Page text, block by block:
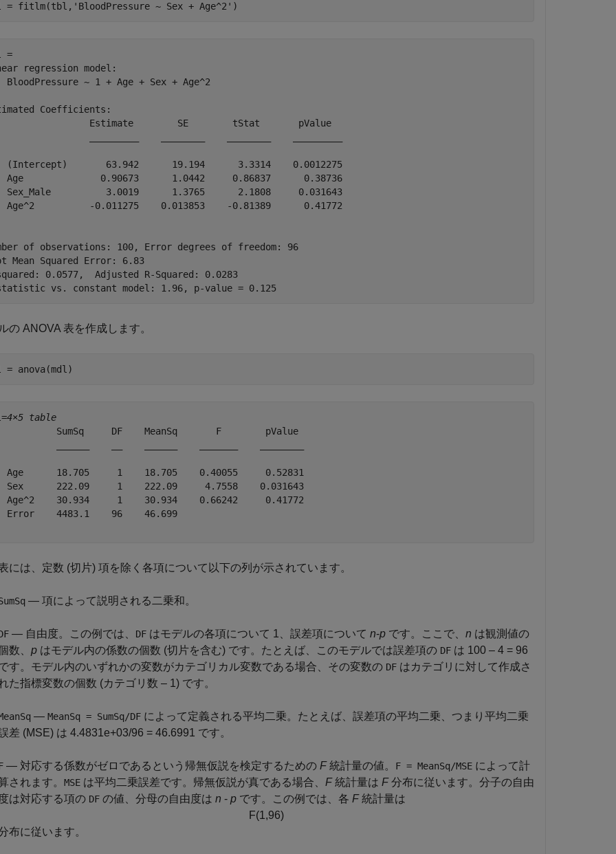
= fitlm(tbl, 'BloodPressure ~ Sex + Age^2' )
=
regression model:
BloodPressure ~ 1 + Age + Sex + Age^2
Coefficients:
Estimate        SE        tStat       pValue
(Intercept)       63.942      19.194      3.3314    0.0012275
Age              0.90673      1.0442     0.86837      0.38736
Sex_Male          3.0019      1.3765      2.1808     0.031643
Age^2          -0.011275    0.013853    -0.81389      0.41772
of observations: 100, Error degrees of freedom: 96
Mean Squared Error: 6.83
0.0577,  Adjusted R-Squared: 0.0283
の ANOVA 表を作成します。
anova(mdl)
4×5 table
SumSq     DF    MeanSq       F        pValue
Age      18.705     1    18.705    0.40055     0.52831
Sex      222.09     1    222.09     4.7558    0.031643
Age^2    30.934     1    30.934    0.66242     0.41772
Error    4483.1    96    46.699
には、定数 (切片) 項を除く各項について以下の列が示されています。
— 項によって説明される二乗和。
— 自由度。この例では、 DF はモデルの各項について 1、誤差項について n-p です。ここで、 n は観測値の
数、 p はモデル内の係数の個数 (切片を含む) です。たとえば、このモデルでは誤差項の DF は 100 – 4 = 96
す。モデル内のいずれかの変数がカテゴリカル変数である場合、その変数の DF はカテゴリに対して作成さ
た指標変数の個数 (カテゴリ数 – 1) です。
— MeanSq = SumSq/DF によって定義される平均二乗。たとえば、誤差項の平均二乗、つまり平均二乗
差 (MSE) は 4.4831e+03/96 = 46.6991 です。
— 対応する係数がゼロであるという帰無仮説を検定するための F統計量の値。 F = MeanSq/MSE によって計
されます。 MSE は平均二乗誤差です。帰無仮説が真である場合、 F統計量は F分布に従います。分子の自由
度は対応する項の DF の値、分母の自由度は n - p です。この例では、各 F統計量は
F(1 ,96)
布に従います。